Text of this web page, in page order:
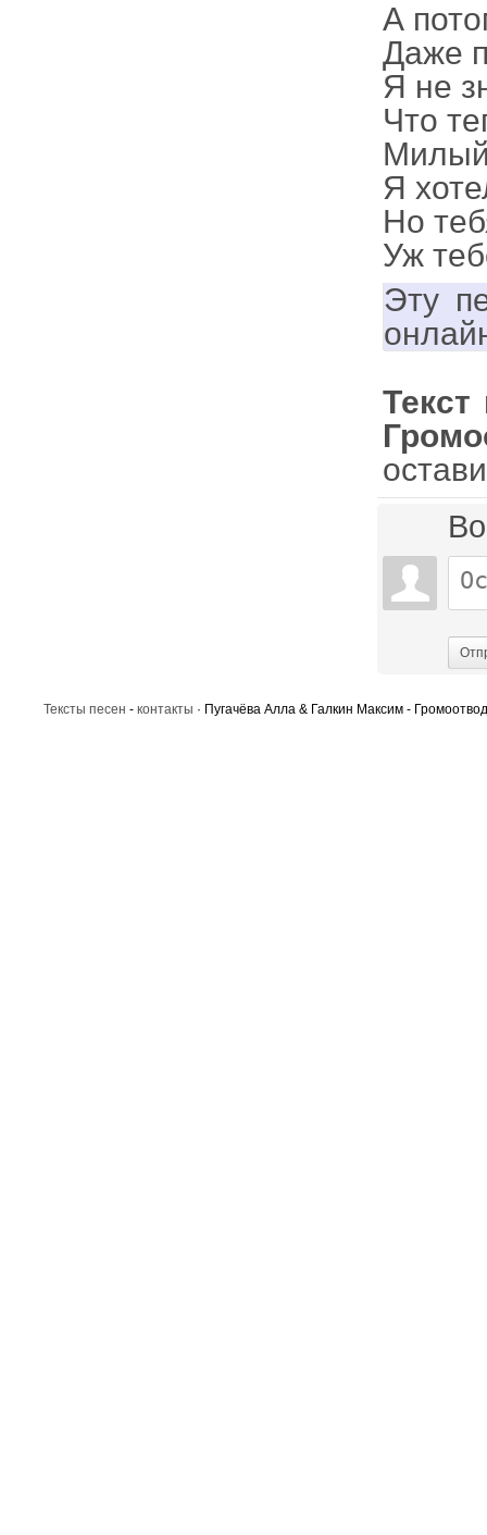
А
Даже
Я не
Что
Милый
Я
Но
Уж
Эту
Тексты песен - контакты · Пугачёва Алла & Галкин Максим -